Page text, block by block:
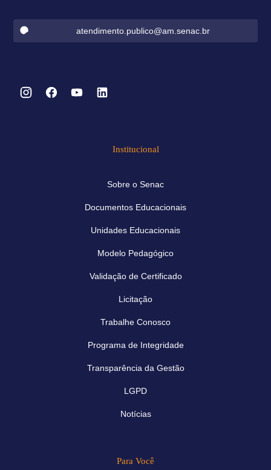
atendimento.publico@am.senac.br
Institucional
Sobre o Senac
Documentos Educacionais
Unidades Educacionais
Modelo Pedagógico
Validação de Certificado
Licitação
Trabalhe Conosco
Programa de Integridade
Transparência da Gestão
LGPD
Notícias
Para Você